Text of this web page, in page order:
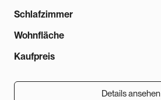
Schlafzimmer
Wohnfläche
Kaufpreis
Details ansehen